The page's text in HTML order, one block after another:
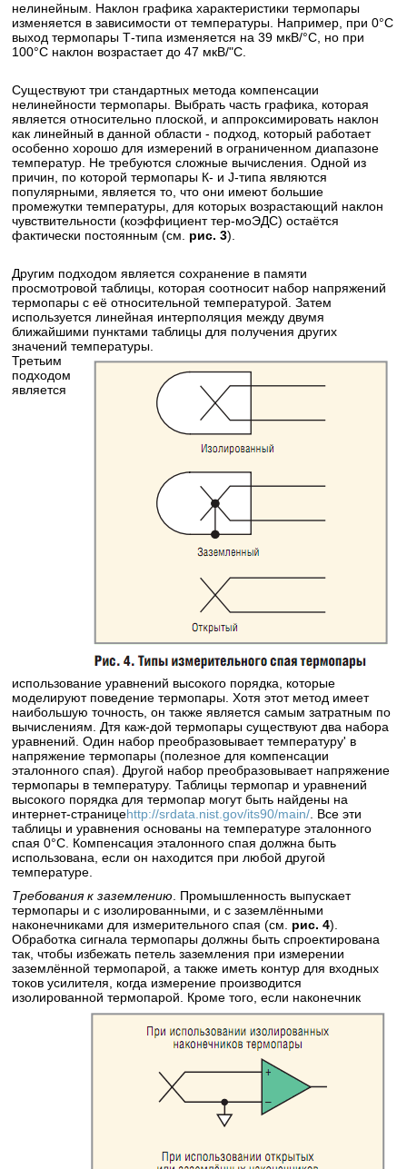
нелинейным. Наклон графика характеристики термопары
изменяется в зависимости от температуры. Например, при 0°С
выход термопары Т-типа изменяется на 39 мкВ/°С, но при
100°С наклон возрастает до 47 мкВ/"С.
Существуют три стандартных метода компенсации
нелинейности термопары. Выбрать часть графика, которая
является относительно плоской, и аппроксимировать наклон
как линейный в данной области - подход, который работает
особенно хорошо для измерений в ограниченном диапазоне
температур. Не требуются сложные вычисления. Одной из
причин, по которой термопары К- и J-типа являются
популярными, является то, что они имеют большие
промежутки температуры, для которых возрастающий наклон
чувствительности (коэффициент тер-моЭДС) остаётся
фактически постоянным (см. рис. 3).
Другим подходом является сохранение в памяти
просмотровой таблицы, которая соотносит набор напряжений
термопары с её относительной температурой. Затем
используется линейная интерполяция между двумя
ближайшими пунктами таблицы для получения других
значений температуры.
Третьим
подходом
является
использование уравнений высокого порядка, которые
моделируют поведение термопары. Хотя этот метод имеет
наибольшую точность, он также является самым затратным по
вычислениям. Дтя каж-дой термопары существуют два набора
уравнений. Один набор преобразовывает температуру' в
напряжение термопары (полезное для компенсации
эталонного спая). Другой набор преобразовывает напряжение
термопары в температуру. Таблицы термопар и уравнений
высокого порядка для термопар могут быть найдены на
интернет-страницеhttp://srdata.nist.gov/its90/main/ . Все эти
таблицы и уравнения основаны на температуре эталонного
спая 0°С. Компенсация эталонного спая должна быть
использована, если он находится при любой другой
температуре.
Требования к заземлению . Промышленность выпускает
термопары и с изолированными, и с заземлёнными
наконечниками для измерительного спая (см. рис. 4).
Обработка сигнала термопары должны быть спроектирована
так, чтобы избежать петель заземления при измерении
заземлённой термопарой, а также иметь контур для входных
токов усилителя, когда измерение производится
изолированной термопарой. Кроме того, если наконечник